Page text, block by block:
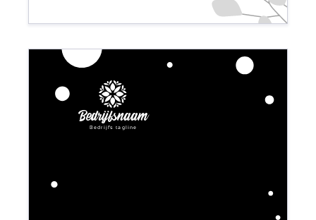
Bedrijfsnaam
Bedrijfs tagline